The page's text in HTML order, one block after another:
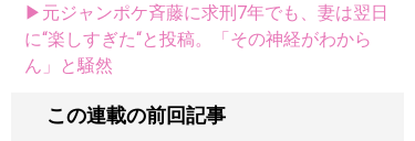
▶元ジャンポケ斉藤に求刑7年でも、妻は翌日
に“楽しすぎた“と投稿。「その神経がわから
ん」と騒然
この連載の前回記事